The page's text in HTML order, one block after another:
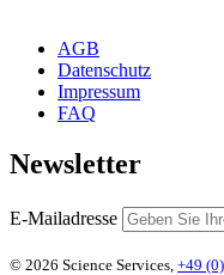
AGB
Datenschutz
Impressum
FAQ
Newsletter
E-Mailadresse
© 2026 Science Services, +49